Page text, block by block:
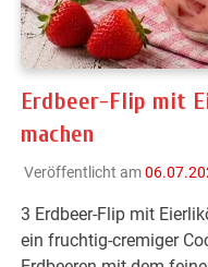
Erdbeer-Flip mit
machen
Veröffentlicht am
3 Erdbeer-Flip mit
ein fruchtig-cremiger